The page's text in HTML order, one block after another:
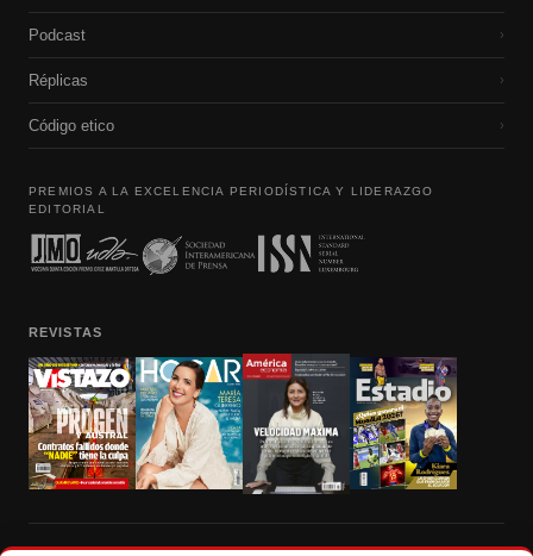
Podcast ›
Réplicas ›
Código etico ›
PREMIOS A LA EXCELENCIA PERIODÍSTICA Y LIDERAZGO
EDITORIAL
REVISTAS